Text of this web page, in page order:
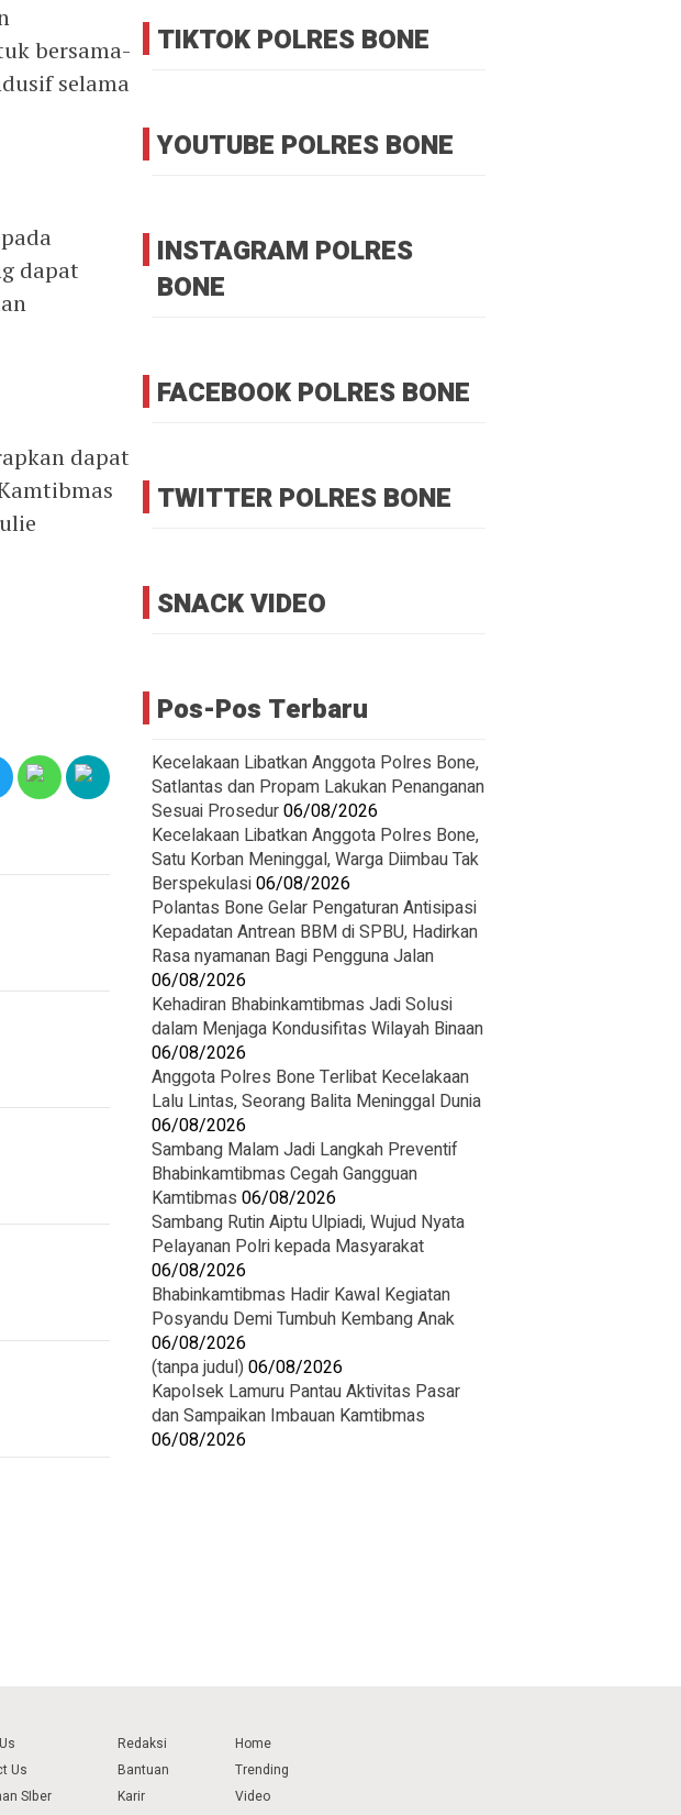
bersama-
selama
dapat
dapat
TIKTOK POLRES BONE
YOUTUBE POLRES BONE
INSTAGRAM POLRES
BONE
FACEBOOK POLRES BONE
TWITTER POLRES BONE
SNACK VIDEO
Pos-Pos Terbaru
Kecelakaan Libatkan Anggota Polres Bone,
Satlantas dan Propam Lakukan Penanganan
Sesuai Prosedur06/08/2026
Kecelakaan Libatkan Anggota Polres Bone,
Satu Korban Meninggal, Warga Diimbau Tak
Berspekulasi06/08/2026
Polantas Bone Gelar Pengaturan Antisipasi
Kepadatan Antrean BBM di SPBU, Hadirkan
Rasa nyamanan Bagi Pengguna Jalan
06/08/2026
Kehadiran Bhabinkamtibmas Jadi Solusi
dalam Menjaga Kondusifitas Wilayah Binaan
06/08/2026
Anggota Polres Bone Terlibat Kecelakaan
Lalu Lintas, Seorang Balita Meninggal Dunia
06/08/2026
Sambang Malam Jadi Langkah Preventif
Bhabinkamtibmas Cegah Gangguan
Kamtibmas 06/08/2026
Sambang Rutin Aiptu Ulpiadi, Wujud Nyata
Pelayanan Polri kepada Masyarakat
06/08/2026
Bhabinkamtibmas Hadir Kawal Kegiatan
Posyandu Demi Tumbuh Kembang Anak
06/08/2026
(tanpa judul) 06/08/2026
Kapolsek Lamuru Pantau Aktivitas Pasar
dan Sampaikan Imbauan Kamtibmas
06/08/2026
Us
SIber
Redaksi
Bantuan
Karir
Home
Trending
Video